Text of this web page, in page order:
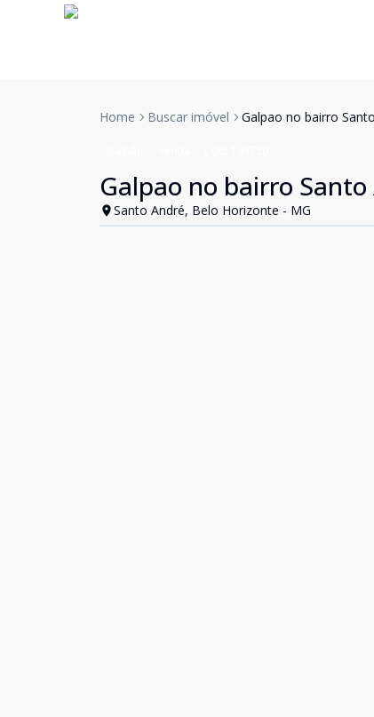
Home Buscar imóvel Galpao no bairro
Galpao no bairro Santo
Santo André, Belo Horizonte - MG